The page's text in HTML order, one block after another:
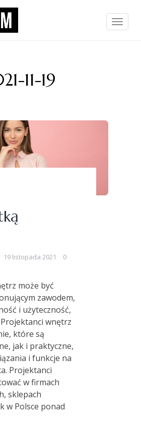
artykuły dekoracyjne, dodatki do
domu, wnętrza oraz ogrodu
Toggle
navigation
11-19
19 listopada 2021
0
może być
zawodem,
i użyteczność,
wnętrz
które są
jak i praktyczne,
i funkcje na
Projektanci
w firmach
sklepach
w Polsce ponad